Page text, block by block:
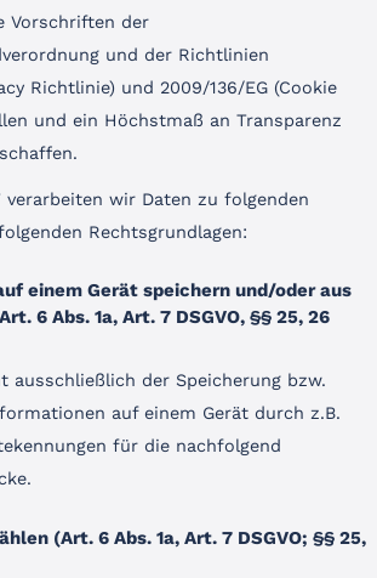
Vorschriften der
und der Richtlinien
Richtlinie) und 2009/136/EG (Cookie
und ein Höchstmaß an Transparenz
verarbeiten wir Daten zu folgenden
Rechtsgrundlagen:
einem Gerät speichern und/oder aus
6 Abs. 1a, Art. 7 DSGVO, §§ 25, 26
ausschließlich der Speicherung bzw.
auf einem Gerät durch z.B.
für die nachfolgend
(Art. 6 Abs. 1a, Art. 7 DSGVO; §§ 25,